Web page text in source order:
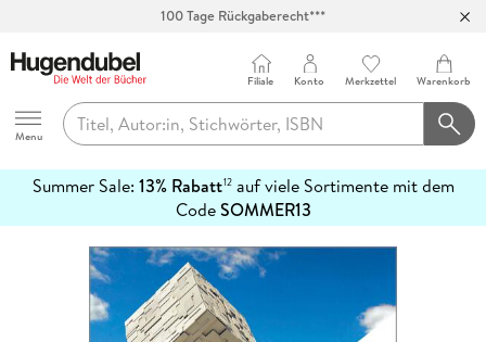
100 Tage Rückgaberecht***
Hugendubel
Menu
Filiale Konto Merkzettel Warenkorb
Summer Sale: 13% Rabatt12auf viele Sortimente mit dem
CodeSOMMER13
erfahren